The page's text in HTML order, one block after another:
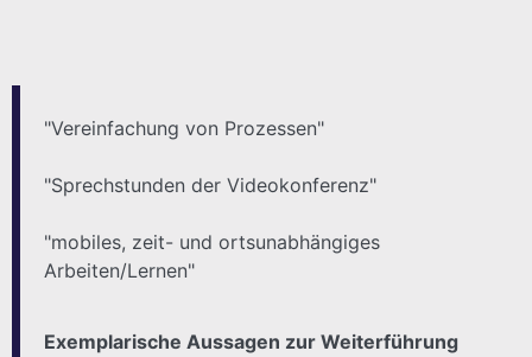
"Vereinfachung von Prozessen"
"Sprechstunden der Videokonferenz"
"mobiles, zeit- und ortsunabhängiges
Arbeiten/Lernen"
Exemplarische Aussagen zur Weiterführung